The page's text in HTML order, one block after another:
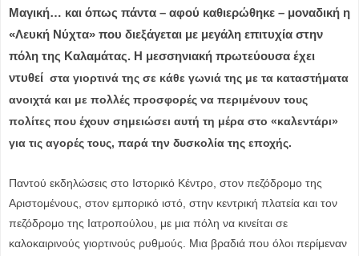
Μαγική… και όπως πάντα – αφού καθιερώθηκε – μοναδική η
«Λευκή Νύχτα» που διεξάγεται με μεγάλη επιτυχία στην
πόλη της Καλαμάτας. Η μεσσηνιακή πρωτεύουσα έχει
ντυθεί στα γιορτινά της σε κάθε γωνιά της με τα καταστήματα
ανοιχτά και με πολλές προσφορές να περιμένουν τους
πολίτες που έχουν σημειώσει αυτή τη μέρα στο «καλεντάρι»
για τις αγορές τους, παρά την δυσκολία της εποχής.
Παντού εκδηλώσεις στο Ιστορικό Κέντρο, στον πεζόδρομο της
Αριστομένους, στον εμπορικό ιστό, στην κεντρική πλατεία και τον
πεζόδρομο της Ιατροπούλου, με μια πόλη να κινείται σε
καλοκαιρινούς γιορτινούς ρυθμούς. Μια βραδιά που όλοι περίμεναν